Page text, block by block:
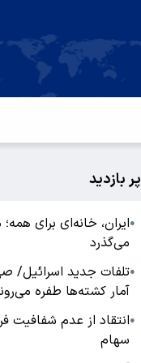
پر بازدید
●ایران، خانه‌ای برای
می‌گذرد
●تلفات جدید اسرائیل/
آمار کشته‌ها طفره
●انتقاد از عدم شفافیت
سهام